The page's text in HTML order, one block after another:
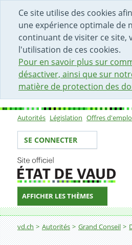
Ce site utilise des cookies
une expérience optimale de
continuant de visiter ce site,
l'utilisation de ces cookies.
Pour en savoir plus sur
désactiver, ainsi que sur
matière de protection des
DÉBUT DU CONTENU DE LA
ACCÈS AU CHAMP DE
PAGE D'ACCUEIL
FORMULAIRE DE CONTACT
Sous-navigation
Autorités Législation Offres
Votre identité
SE CONNECTER
AFFICHER LES THÈMES
Fil d'Ariane
vd.ch Autorités Grand Conseil